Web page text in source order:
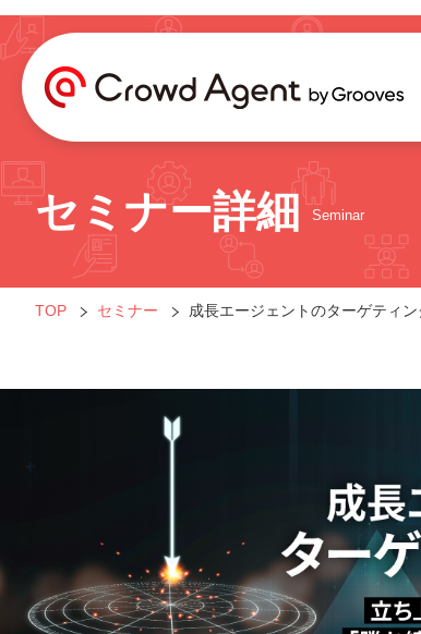
セミナー詳細Seminar
TOP セミナー 成長エージェントのターゲティ